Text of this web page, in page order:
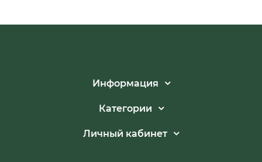
Информация
Категории
Личный кабинет